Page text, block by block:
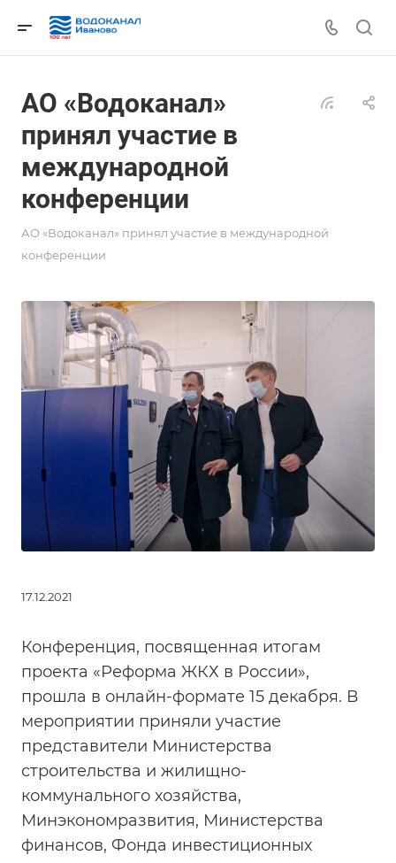
АО «Водоканал»
принял участие в
международной
конференции
АО «Водоканал» принял участие в международной
конференции
17.12.2021
Конференция, посвященная итогам
проекта «Реформа ЖКХ в России»,
прошла в онлайн-формате 15 декабря. В
мероприятии приняли участие
представители Министерства
строительства и жилищно-
коммунального хозяйства,
Минэкономразвития, Министерства
финансов, Фонда инвестиционных